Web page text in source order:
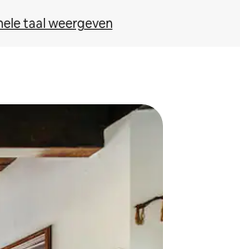
taal weergeven